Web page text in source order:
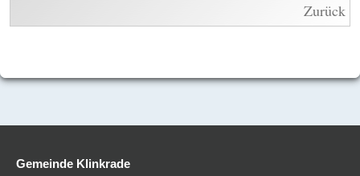
Zurück
Gemeinde Klinkrade